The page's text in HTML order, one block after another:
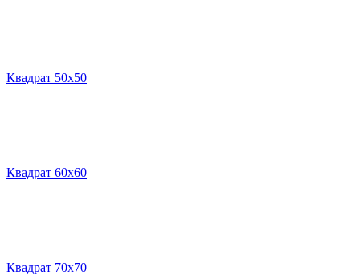
Квадрат 50х50
Квадрат 60х60
Квадрат 70х70